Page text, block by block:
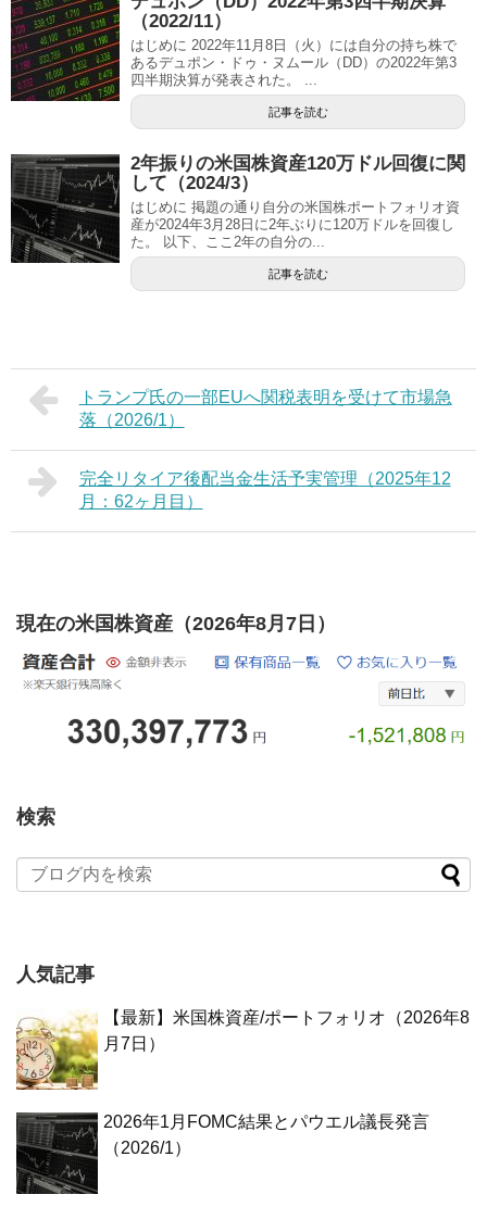
（2022/11）
はじめに 2022年11月8日（火）には自分の持ち株で
あるデュポン・ドゥ・ヌムール（DD）の2022年第3
四半期決算が発表された。 ...
記事を読む
2年振りの米国株資産120万ドル回復に関
して（2024/3）
はじめに 掲題の通り自分の米国株ポートフォリオ資
産が2024年3月28日に2年ぶりに120万ドルを回復し
た。 以下、ここ2年の自分の...
記事を読む
トランプ氏の一部EUへ関税表明を受けて市場急
落（2026/1）
完全リタイア後配当金生活予実管理（2025年12
月：62ヶ月目）
現在の米国株資産（2026年8月7日）
検索
人気記事
【最新】米国株資産/ポートフォリオ（2026年8
月7日）
2026年1月FOMC結果とパウエル議長発言
（2026/1）